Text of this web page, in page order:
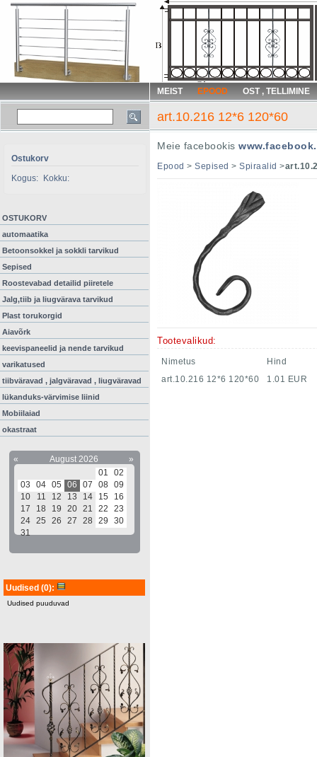
MEIST EPOOD OST , TELLIMINE
art.10.216 12*6 120*60
Ostukorv
Kogus:
Kokku:
OSTUKORV
automaatika
Betoonsokkel ja sokkli tarvikud
Sepised
Roostevabad detailid piiretele
Jalg,tiib ja liugvärava tarvikud
Plast torukorgid
Aiavõrk
keevispaneelid ja nende tarvikud
varikatused
tiibväravad , jalgväravad , liugväravad
lükanduks-värvimise liinid
Mobiilaiad
okastraat
« August 2026
»
01
02
03
04 05 06 07 08 09
10
11 12 13 14 15
16
17
18 19 20 21 22
23
24 25 26 27 28 29
30
31
Uudised (0):
Uudised puuduvad
Meie facebookis
Epood > Sepised > Spiraalid >
Tootevalikud:
Nimetus
Hind
art.10.216 12*6 120*60
1.01 EUR